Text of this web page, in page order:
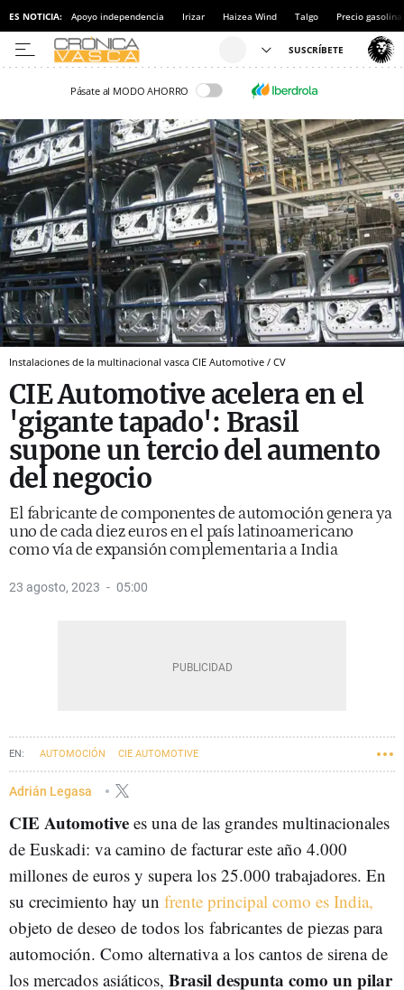
ES NOTICIA: Apoyo independencia Irizar Haizea Wind Talgo Precio gasolina
Pásate al MODO AHORRO
Instalaciones de la multinacional vasca CIE Automotive / CV
CIE Automotive acelera en el
'gigante tapado': Brasil
supone un tercio del aumento
del negocio
El fabricante de componentes de automoción genera ya
uno de cada diez euros en el país latinoamericano
como vía de expansión complementaria a India
23 agosto, 2023 05:00
AUTOMOCIÓN CIE AUTOMOTIVE
Adrián Legasa
CIE Automotive es una de las grandes multinacionales
de Euskadi: va camino de facturar este año 4.000
millones de euros y supera los 25.000 trabajadores. En
su crecimiento hay un frente principal como es India,
objeto de deseo de todos los fabricantes de piezas para
automoción. Como alternativa a los cantos de sirena de
los mercados asiáticos, Brasil despunta como un pilar